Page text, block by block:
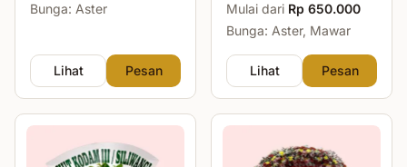
Bunga: Aster
Lihat Pesan
Mulai dari Rp 650.000
Bunga: Aster, Mawar
Lihat Pesan